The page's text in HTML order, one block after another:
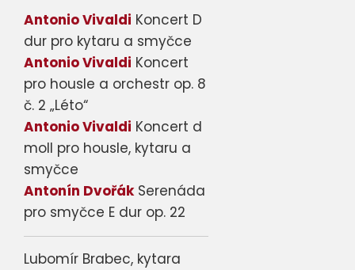
Antonio Vivaldi Koncert D
dur pro kytaru a smyčce
Antonio Vivaldi Koncert
pro housle a orchestr op. 8
č. 2 „Léto“
Antonio Vivaldi Koncert d
moll pro housle, kytaru a
smyčce
Antonín Dvořák Serenáda
pro smyčce E dur op. 22
Lubomír Brabec, kytara